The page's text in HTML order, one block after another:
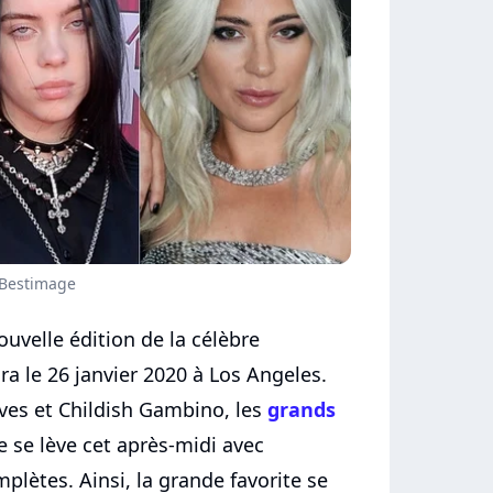
édition de la célèbre
le 26 janvier 2020 à Los Angeles.
et Childish Gambino, les grands
se lève cet après-midi avec
Ainsi, la grande favorite se